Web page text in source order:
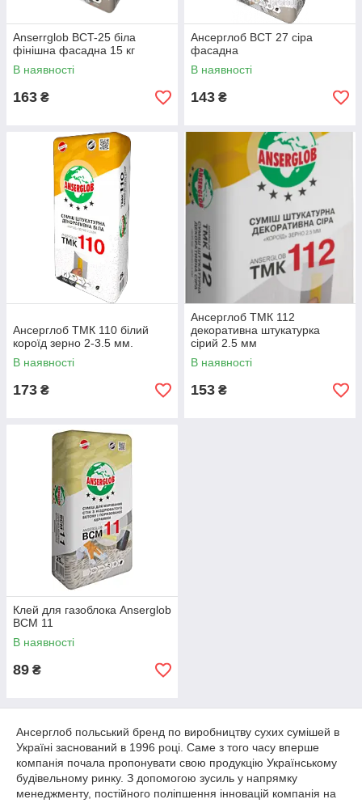
Anserrglob BCT-25 біла
фінішна фасадна 15 кг
В наявності
163 ₴
Ансерглоб BCT 27 сіра
фасадна
В наявності
143 ₴
Ансерглоб ТМК 110 білий
короїд зерно 2-3.5 мм.
В наявності
173 ₴
Ансерглоб ТМК 112
декоративна штукатурка
сірий 2.5 мм
В наявності
153 ₴
Клей для газоблока Anserglob
BCM 11
В наявності
89 ₴
Ансерглоб польський бренд по виробництву сухих сумішей в
Україні заснований в 1996 році. Саме з того часу вперше
компанія почала пропонувати свою продукцію Українському
будівельному ринку. З допомогою зусиль у напрямку
менеджменту, постійного поліпшення інновацій компанія на